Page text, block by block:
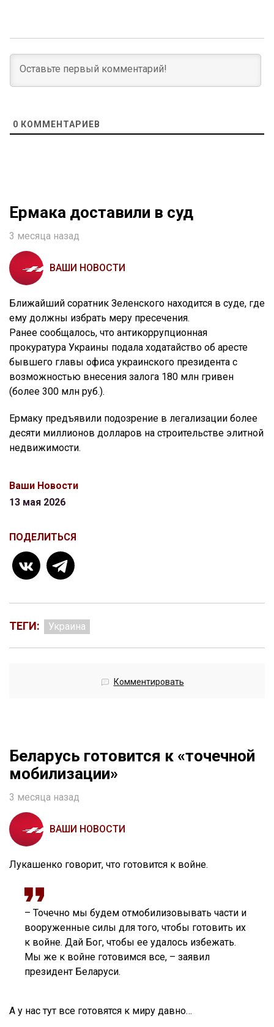
0 КОММЕНТАРИЕВ
Ермака доставили в суд
3 месяца назад
ВАШИ НОВОСТИ
Ближайший соратник Зеленского находится в суде, где
ему должны избрать меру пресечения.
Ранее сообщалось, что антикоррупционная
прокуратура Украины подала ходатайство об аресте
бывшего главы офиса украинского президента с
возможностью внесения залога 180 млн гривен
(более 300 млн руб.).
Ермаку предъявили подозрение в легализации более
десяти миллионов долларов на строительстве элитной
недвижимости.
Ваши Новости
13 мая 2026
ПОДЕЛИТЬСЯ
ТЕГИ: Украина
Комментировать
Беларусь готовится к «точечной
мобилизации»
3 месяца назад
ВАШИ НОВОСТИ
Лукашенко говорит, что готовится к войне.
– Точечно мы будем отмобилизовывать части и
вооруженные силы для того, чтобы готовить их
к войне. Дай Бог, чтобы ее удалось избежать.
Мы же к войне готовимся все, – заявил
президент Беларуси.
А у нас тут все готовятся к миру давно…